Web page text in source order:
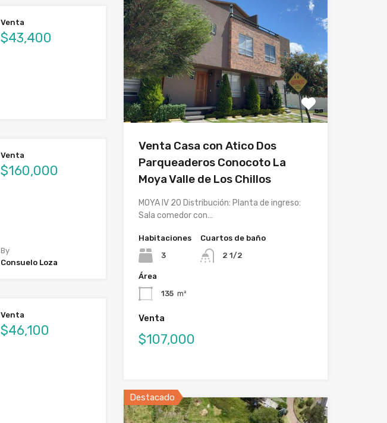
Venta
$43,400
Venta
$160,000
By
Consuelo Loza
Venta
$46,100
Venta Casa con Atico Dos
Parqueaderos Conocoto La
Moya Valle de Los Chillos
MOYA IV 20 Distribución: Planta de ingreso:
Sala comedor con…
Habitaciones
3
Cuartos de baño
2 1/2
Área
135 m²
Venta
$107,000
Destacado